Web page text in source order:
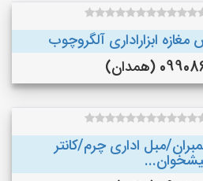
ابزاراداری آلگروچوب
(همدان)
مبل اداری چرم/کانتر